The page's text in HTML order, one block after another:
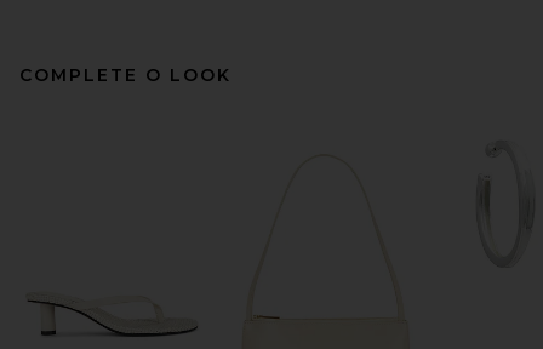
COMPLETE O LOOK